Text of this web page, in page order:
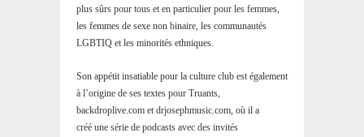
plus sûrs pour tous et en particulier pour les femmes,
les femmes de sexe non binaire, les communautés
LGBTIQ et les minorités ethniques.
Son appétit insatiable pour la culture club est également
à l’origine de ses textes pour Truants,
backdroplive.com et drjosephmusic.com, où il a
créé une série de podcasts avec des invités